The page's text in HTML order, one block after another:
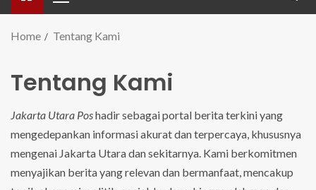
Home Tentang Kami
Tentang Kami
Jakarta Utara Poshadir sebagai portal berita terkini yang
mengedepankan informasi akurat dan terpercaya, khususnya
mengenai Jakarta Utara dan sekitarnya. Kami berkomitmen
menyajikan berita yang relevan dan bermanfaat, mencakup